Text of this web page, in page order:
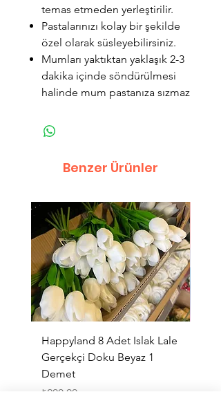
temas etmeden yerleştirilir.
Pastalarınızı kolay bir şekilde
özel olarak süsleyebilirsiniz.
Mumları yaktıktan yaklaşık 2-3
dakika içinde söndürülmesi
halinde mum pastanıza sızmaz
Benzer Ürünler
Happyland 8 Adet Islak Lale
Gerçekçi Doku Beyaz 1
Demet
Fiyat
₺200,00